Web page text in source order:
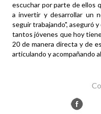
escuchar por parte de ellos
a invertir y desarrollar un
seguir trabajando", aseguró
tantos jóvenes que hoy
20 de manera directa y de
articulando y acompañando